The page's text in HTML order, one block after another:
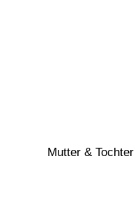
Mutter & Tochter